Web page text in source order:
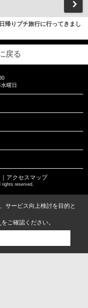
日帰りプチ旅行に行ってきまし
戻る
曜日
｜アクセスマップ
reserved.
サービス向上検討を目的と
をご確認ください。